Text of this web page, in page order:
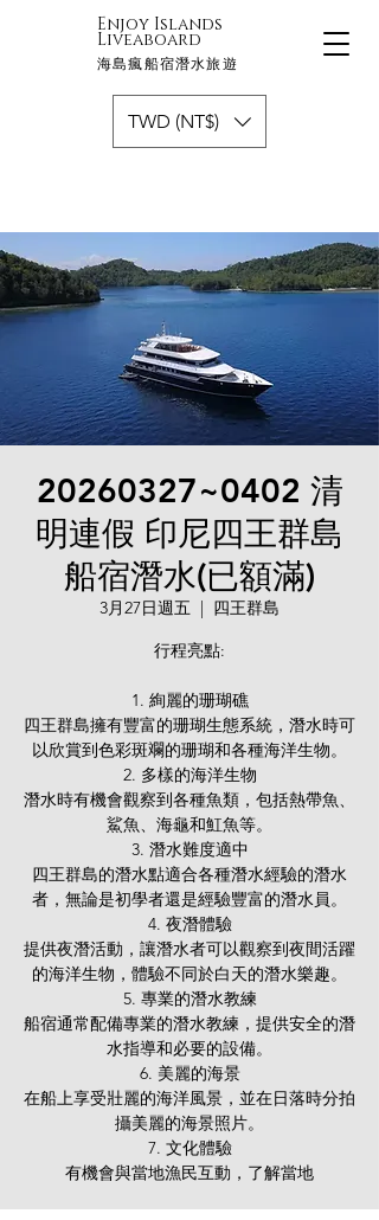
Enjoy Islands
Liveaboard
海島瘋船宿潛水旅遊
TWD (NT$)
20260327~0402 清
明連假 印尼四王群島
船宿潛水(已額滿)
3月27日週五
  |
四王群島
行程亮點:
1. 絢麗的珊瑚礁
四王群島擁有豐富的珊瑚生態系統，潛水時可
以欣賞到色彩斑斕的珊瑚和各種海洋生物。
2. 多樣的海洋生物
潛水時有機會觀察到各種魚類，包括熱帶魚、
鯊魚、海龜和魟魚等。
3. 潛水難度適中
四王群島的潛水點適合各種潛水經驗的潛水
者，無論是初學者還是經驗豐富的潛水員。
4. 夜潛體驗
提供夜潛活動，讓潛水者可以觀察到夜間活躍
的海洋生物，體驗不同於白天的潛水樂趣。
5. 專業的潛水教練
船宿通常配備專業的潛水教練，提供安全的潛
水指導和必要的設備。
6. 美麗的海景
在船上享受壯麗的海洋風景，並在日落時分拍
攝美麗的海景照片。
7. 文化體驗
有機會與當地漁民互動，了解當地